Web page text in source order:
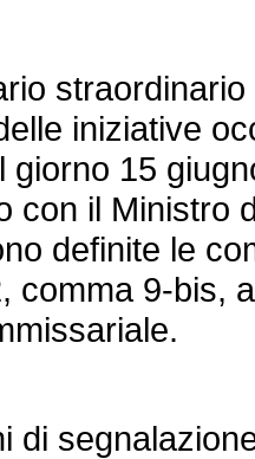
straordinario
iniziative
giorno 15
con il Ministro
definite le
comma 9-bis,
di